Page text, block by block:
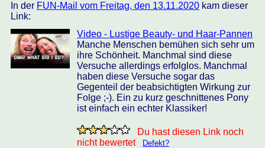
In der FUN-Mail vom Freitag, den 13.11.2020 kam dieser
Link:
Video - Lustige Beauty- und Haar-Pannen
Manche Menschen bemühen sich sehr um
ihre Schönheit. Manchmal sind diese
Versuche allerdings erfolglos. Manchmal
haben diese Versuche sogar das
Gegenteil der beabsichtigten Wirkung zur
Folge ;-). Ein zu kurz geschnittenes Pony
ist einfach ein echter Klassiker!
Du hast diesen Link noch
nicht bewertet
Defekt?